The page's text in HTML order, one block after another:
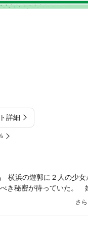
詳細
横浜の遊郭に２人の少
き秘密が待っていた。
、意表をつく結末で余